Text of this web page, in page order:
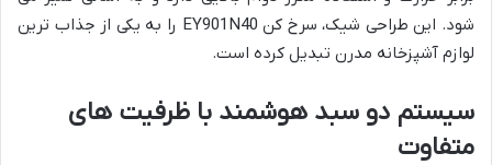
شود. این طراحی شیک، سرخ کن EY901N40 را به یکی از جذاب ترین
لوازم آشپزخانه مدرن تبدیل کرده است.
سیستم دو سبد هوشمند با ظرفیت های
متفاوت